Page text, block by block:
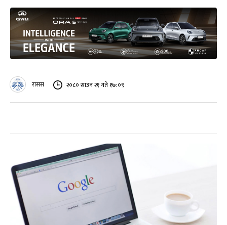
रासस २०८० साउन २१ गते १७:०९